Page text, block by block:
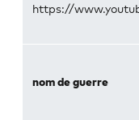
https://
nom de guerre